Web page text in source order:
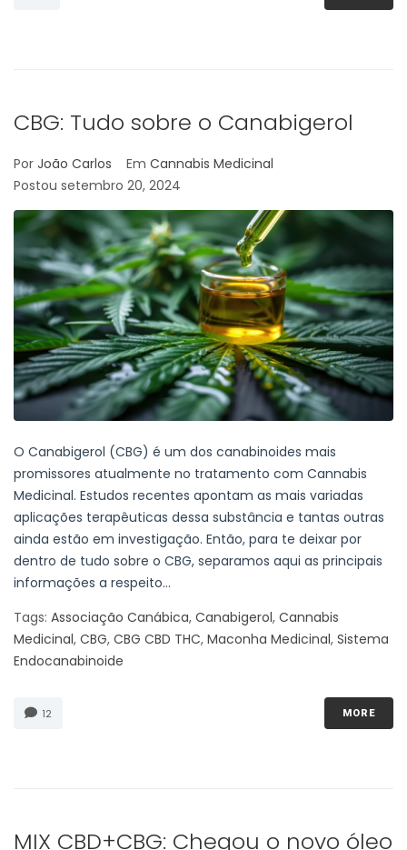
CBG: Tudo sobre o Canabigerol
Por João Carlos Em Cannabis Medicinal
Postou setembro 20, 2024
O Canabigerol (CBG) é um dos canabinoides mais
promissores atualmente no tratamento com Cannabis
Medicinal. Estudos recentes apontam as mais variadas
aplicações terapêuticas dessa substância e tantas outras
ainda estão em investigação. Então, para te deixar por
dentro de tudo sobre o CBG, separamos aqui as principais
informações a respeito...
Tags: Associação Canábica, Canabigerol, Cannabis
Medicinal, CBG, CBG CBD THC, Maconha Medicinal, Sistema
Endocanabinoide
12 MORE
MIX CBD+CBG: Chegou o novo óleo